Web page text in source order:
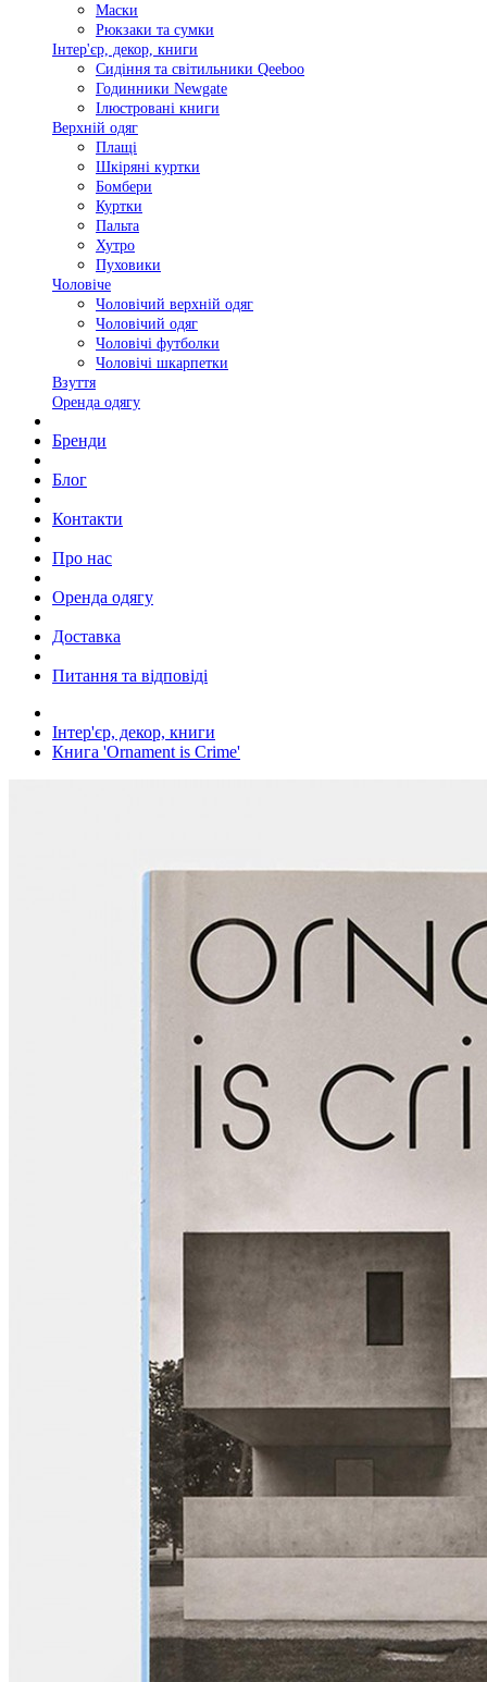
Маски
Рюкзаки та сумки
Інтер'єр, декор, книги
Сидіння та світильники Qeeboo
Годинники Newgate
Ілюстровані книги
Верхній одяг
Плащі
Шкіряні куртки
Бомбери
Куртки
Пальта
Хутро
Пуховики
Чоловіче
Чоловічий верхній одяг
Чоловічий одяг
Чоловічі футболки
Чоловічі шкарпетки
Взуття
Оренда одягу
Бренди
Блог
Контакти
Про нас
Оренда одягу
Доставка
Питання та відповіді
Інтер'єр, декор, книги
Книга 'Ornament is Crime'